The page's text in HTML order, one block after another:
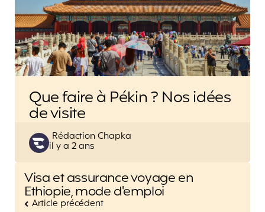
Que faire à Pékin ? Nos idées
de visite
Posted
by
Rédaction Chapka
il y a 2 ans
Post
navigation
Visa et assurance voyage en
Ethiopie, mode d'emploi
Article précédent